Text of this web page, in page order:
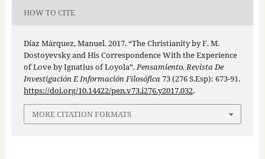
HOW TO CITE
Díaz Márquez, Manuel. 2017. “The Christianity by F. M.
Dostoyevsky and His Correspondence With the Experience
of Love by Ignatius of Loyola”.Pensamiento. Revista De
Investigación E Información Filosófica73 (276 S.Esp): 673-91.
https://doi.org/10.14422/pen.v73.i276.y2017.032.
MORE CITATION FORMATS